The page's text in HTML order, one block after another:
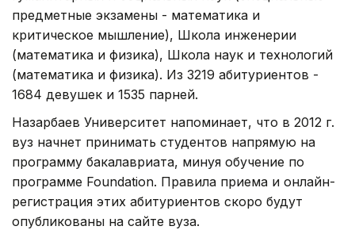
предметные экзамены - математика и
критическое мышление), Школа инженерии
(математика и физика), Школа наук и технологий
(математика и физика). Из 3219 абитуриентов -
1684 девушек и 1535 парней.
Назарбаев Университет напоминает, что в 2012 г.
вуз начнет принимать студентов напрямую на
программу бакалавриата, минуя обучение по
программе Foundation. Правила приема и онлайн-
регистрация этих абитуриентов скоро будут
опубликованы на сайте вуза.